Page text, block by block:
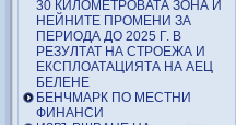
30 КИЛОМЕТРОВАТА ЗОНА И
НЕЙНИТЕ ПРОМЕНИ ЗА
ПЕРИОДА ДО 2025 Г. В
РЕЗУЛТАТ НА СТРОЕЖА И
ЕКСПЛОАТАЦИЯТА НА АЕЦ
БЕЛЕНЕ
БЕНЧМАРК ПО МЕСТНИ
ФИНАНСИ